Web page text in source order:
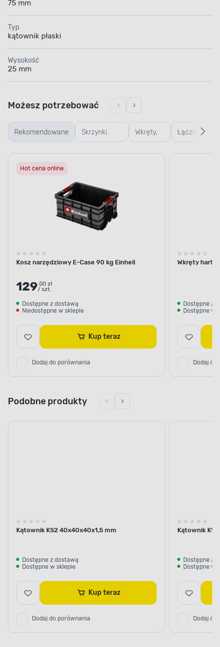
75 mm
Typ
kątownik płaski
Wysokość
25 mm
Rekomendowane Skrzynki
warsztatowe
Wkręty,
gwoździe
Łączniki,
kątowniki,
Możesz potrzebować
Hot cena online
Kosz narzędziowy E-Case 90 kg Einhell
129.00 zł
/ szt.
Dostępne z dostawą
Niedostępne w sklepie
Kup teraz
Dodaj do porównania
Wkręty
Dostępne z
Dostępne w
Dodaj do
Podobne produkty
Kątownik KS2 40x40x40x1,5 mm
Dostępne z dostawą
Dostępne w sklepie
Kup teraz
Dodaj do porównania
Kątownik
Dostępne z
Dostępne w
Dodaj do